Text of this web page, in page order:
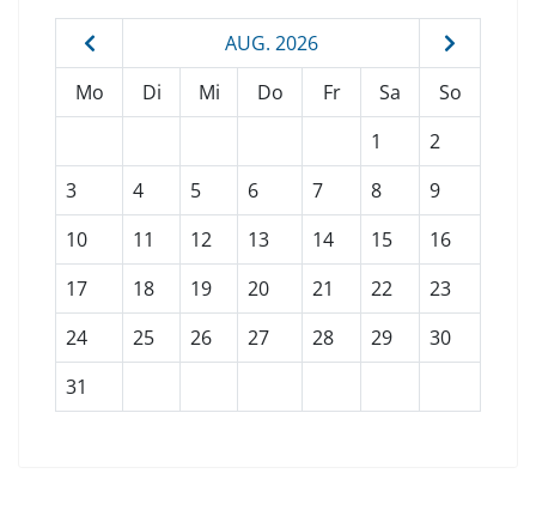
AUG. 2026
Mo
Di Mi Do Fr Sa
So
1
2
3
4 5 6 7 8
9
10
11 12 13 14 15
16
17
18 19 20 21 22
23
24
25 26 27 28 29
30
31